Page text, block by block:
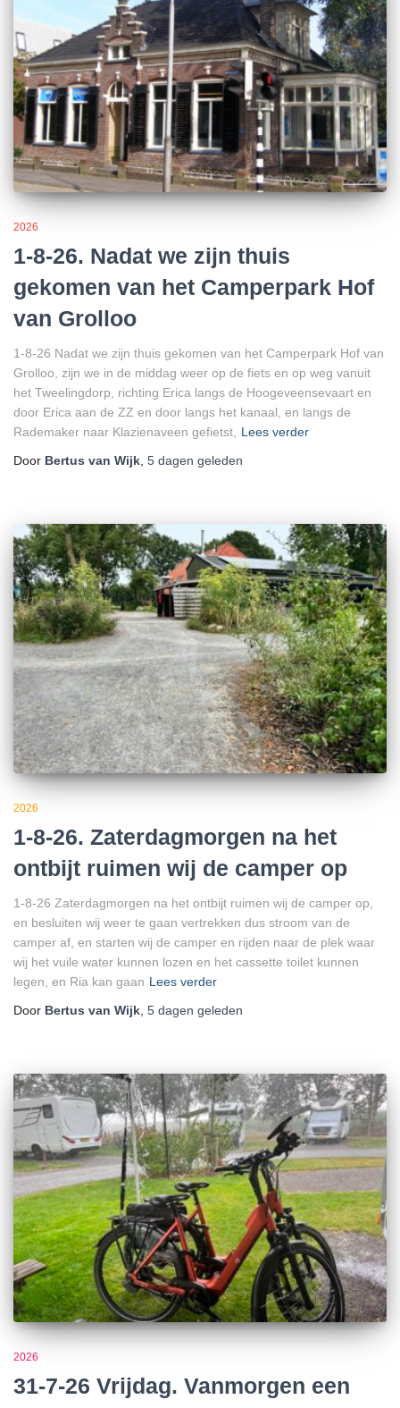
2026
1-8-26. Nadat we zijn thuis
gekomen van het Camperpark Hof
van Grolloo
1-8-26 Nadat we zijn thuis gekomen van het Camperpark Hof van
Grolloo, zijn we in de middag weer op de fiets en op weg vanuit
het Tweelingdorp, richting Erica langs de Hoogeveensevaart en
door Erica aan de ZZ en door langs het kanaal, en langs de
Rademaker naar Klazienaveen gefietst,
Lees verder
Door Bertus van Wijk 5 dagen geleden
2026
1-8-26. Zaterdagmorgen na het
ontbijt ruimen wij de camper op
1-8-26 Zaterdagmorgen na het ontbijt ruimen wij de camper op,
en besluiten wij weer te gaan vertrekken dus stroom van de
camper af, en starten wij de camper en rijden naar de plek waar
wij het vuile water kunnen lozen en het cassette toilet kunnen
legen, en Ria kan gaan Lees verder
Door Bertus van Wijk 5 dagen geleden
2026
31-7-26 Vrijdag. Vanmorgen een